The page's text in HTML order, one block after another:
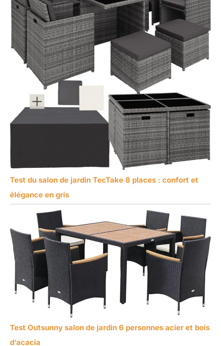
Test du salon de jardin TecTake 8 places : confort et
élégance en gris
Test Outsunny salon de jardin 6 personnes acier et bois
d’acacia